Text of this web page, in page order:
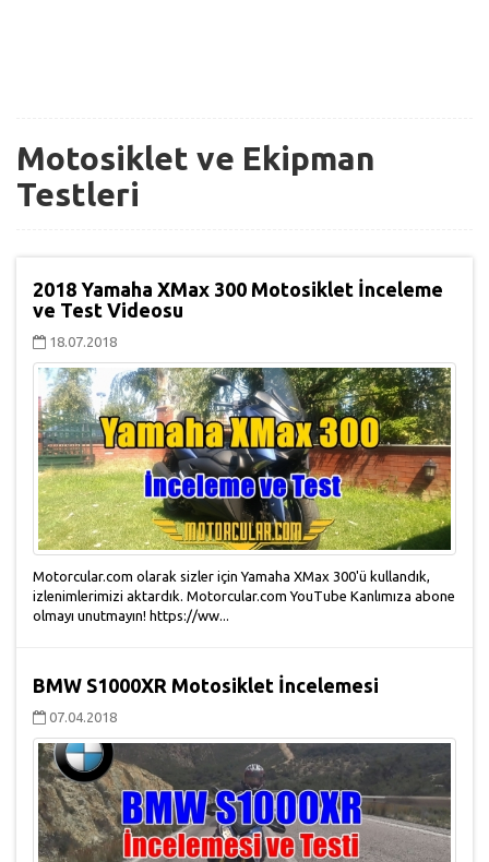
Motosiklet ve Ekipman
Testleri
2018 Yamaha XMax 300 Motosiklet İnceleme
ve Test Videosu
18.07.2018
Motorcular.com olarak sizler için Yamaha XMax 300'ü kullandık,
izlenimlerimizi aktardık. Motorcular.com YouTube Kanlımıza abone
olmayı unutmayın! https://ww...
BMW S1000XR Motosiklet İncelemesi
07.04.2018